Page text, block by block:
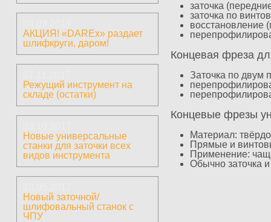
АКЦИЯ! «DAREx» раздает
шлифкруги, даром!
Режущий инструмент на
складе (остатки)
Новые универсальные
станки для заточки всех
видов инструмента
Новый заточной/
шлифовальный станок с
ЧПУ
заточка
заточка по
восстановление
Концевая фреза
Заточка по двум
Концевые фрезы
Материал:
Прямые и
Применение:
Обычно заточка